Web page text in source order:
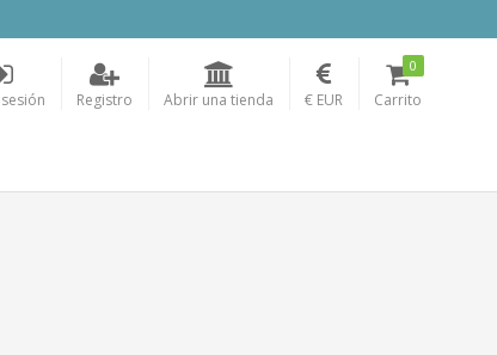
Registro Abrir una tienda € EUR Carrito
0